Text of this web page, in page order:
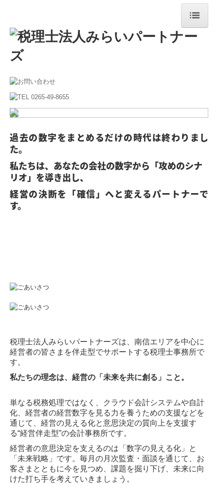
ホーム
法人案内
サービス案内
法人の皆様
顧問契約の流れ
よくある質問
事務所通信
2026年
2025年
採用情報
過去の数字をまとめるだけの時代は終わりまし
た。
私たちは、あなたの会社の数字から「攻めのシナ
リオ」を導き出し、
経営の決断を「確信」へと変えるパートナーで
す。
税理士法人みらいパートナーズは、南信エリアを中心に
経営者の皆さまを伴走型でサポートする税理士事務所で
す。
私たちの理念は、経営の「未来を共に創る」こと。
単なる税務処理ではなく、クラウド会計システムや自計
化、経営者の経営数字を見る力を養うための支援などを
通じて、経営の見える化と意思決定の質向上を支援す
る“経営伴走型”の会計事務所です。
経営者の意思決定を支えるのは「数字の見える化」と
「未来戦略」です。毎月の月次監査・面談を通じて、お
客さまとともに今を見つめ、課題を掘り下げ、未来に向
けた打ち手を考えていきましょう。